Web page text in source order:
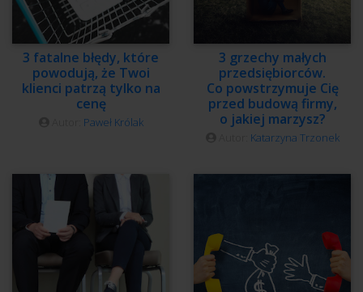
3 fatalne błędy, które
powodują, że Twoi
klienci patrzą tylko na
cenę
Paweł Królak
3 grzechy małych
przedsiębiorców.
Co powstrzymuje Cię
przed budową firmy,
o jakiej marzysz?
Katarzyna Trzonek